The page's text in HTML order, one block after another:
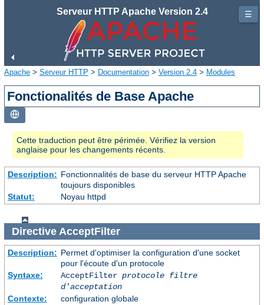
Serveur HTTP Apache Version 2.4
Apache > Serveur HTTP > Documentation > Version 2.4 > Modules
Fonctionalités de Base Apache
Cette traduction peut être périmée. Vérifiez la version
anglaise pour les changements récents.
Description: Fonctionnalités de base du serveur HTTP Apache
toujours disponibles
Statut:
Noyau httpd
Directive AcceptFilter
Description: Permet d'optimiser la configuration d'une socket
pour l'écoute d'un protocole
Syntaxe:
AcceptFilter protocole filtre
d'acceptation
Contexte:
configuration globale
☰